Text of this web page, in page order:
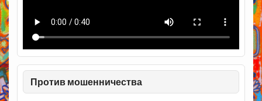
Против мошенничества